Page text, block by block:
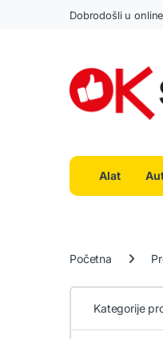
Dobrodošli u
Alat
Početna
Kategorije